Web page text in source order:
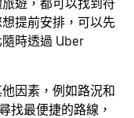
遊，都可以找到符
提前安排，可以先
時透過 Uber
因素，例如路況和
找最便捷的路線，